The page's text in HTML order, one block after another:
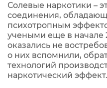
Солевые наркотики –
соединения,
психотропным
учеными еще в начале
оказались не
о них вспомнили,
технологий
наркотический эффект.